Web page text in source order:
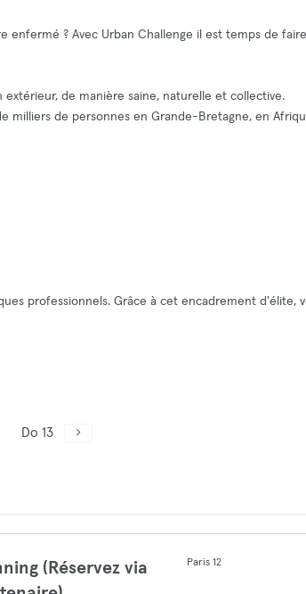
enfermé ? Avec Urban Challenge il est temps de
de manière saine, naturelle et collective.
milliers de personnes en Grande-Bretagne, en
professionnels. Grâce à cet encadrement d'élite,
Do 13
(Réservez via
Paris 12